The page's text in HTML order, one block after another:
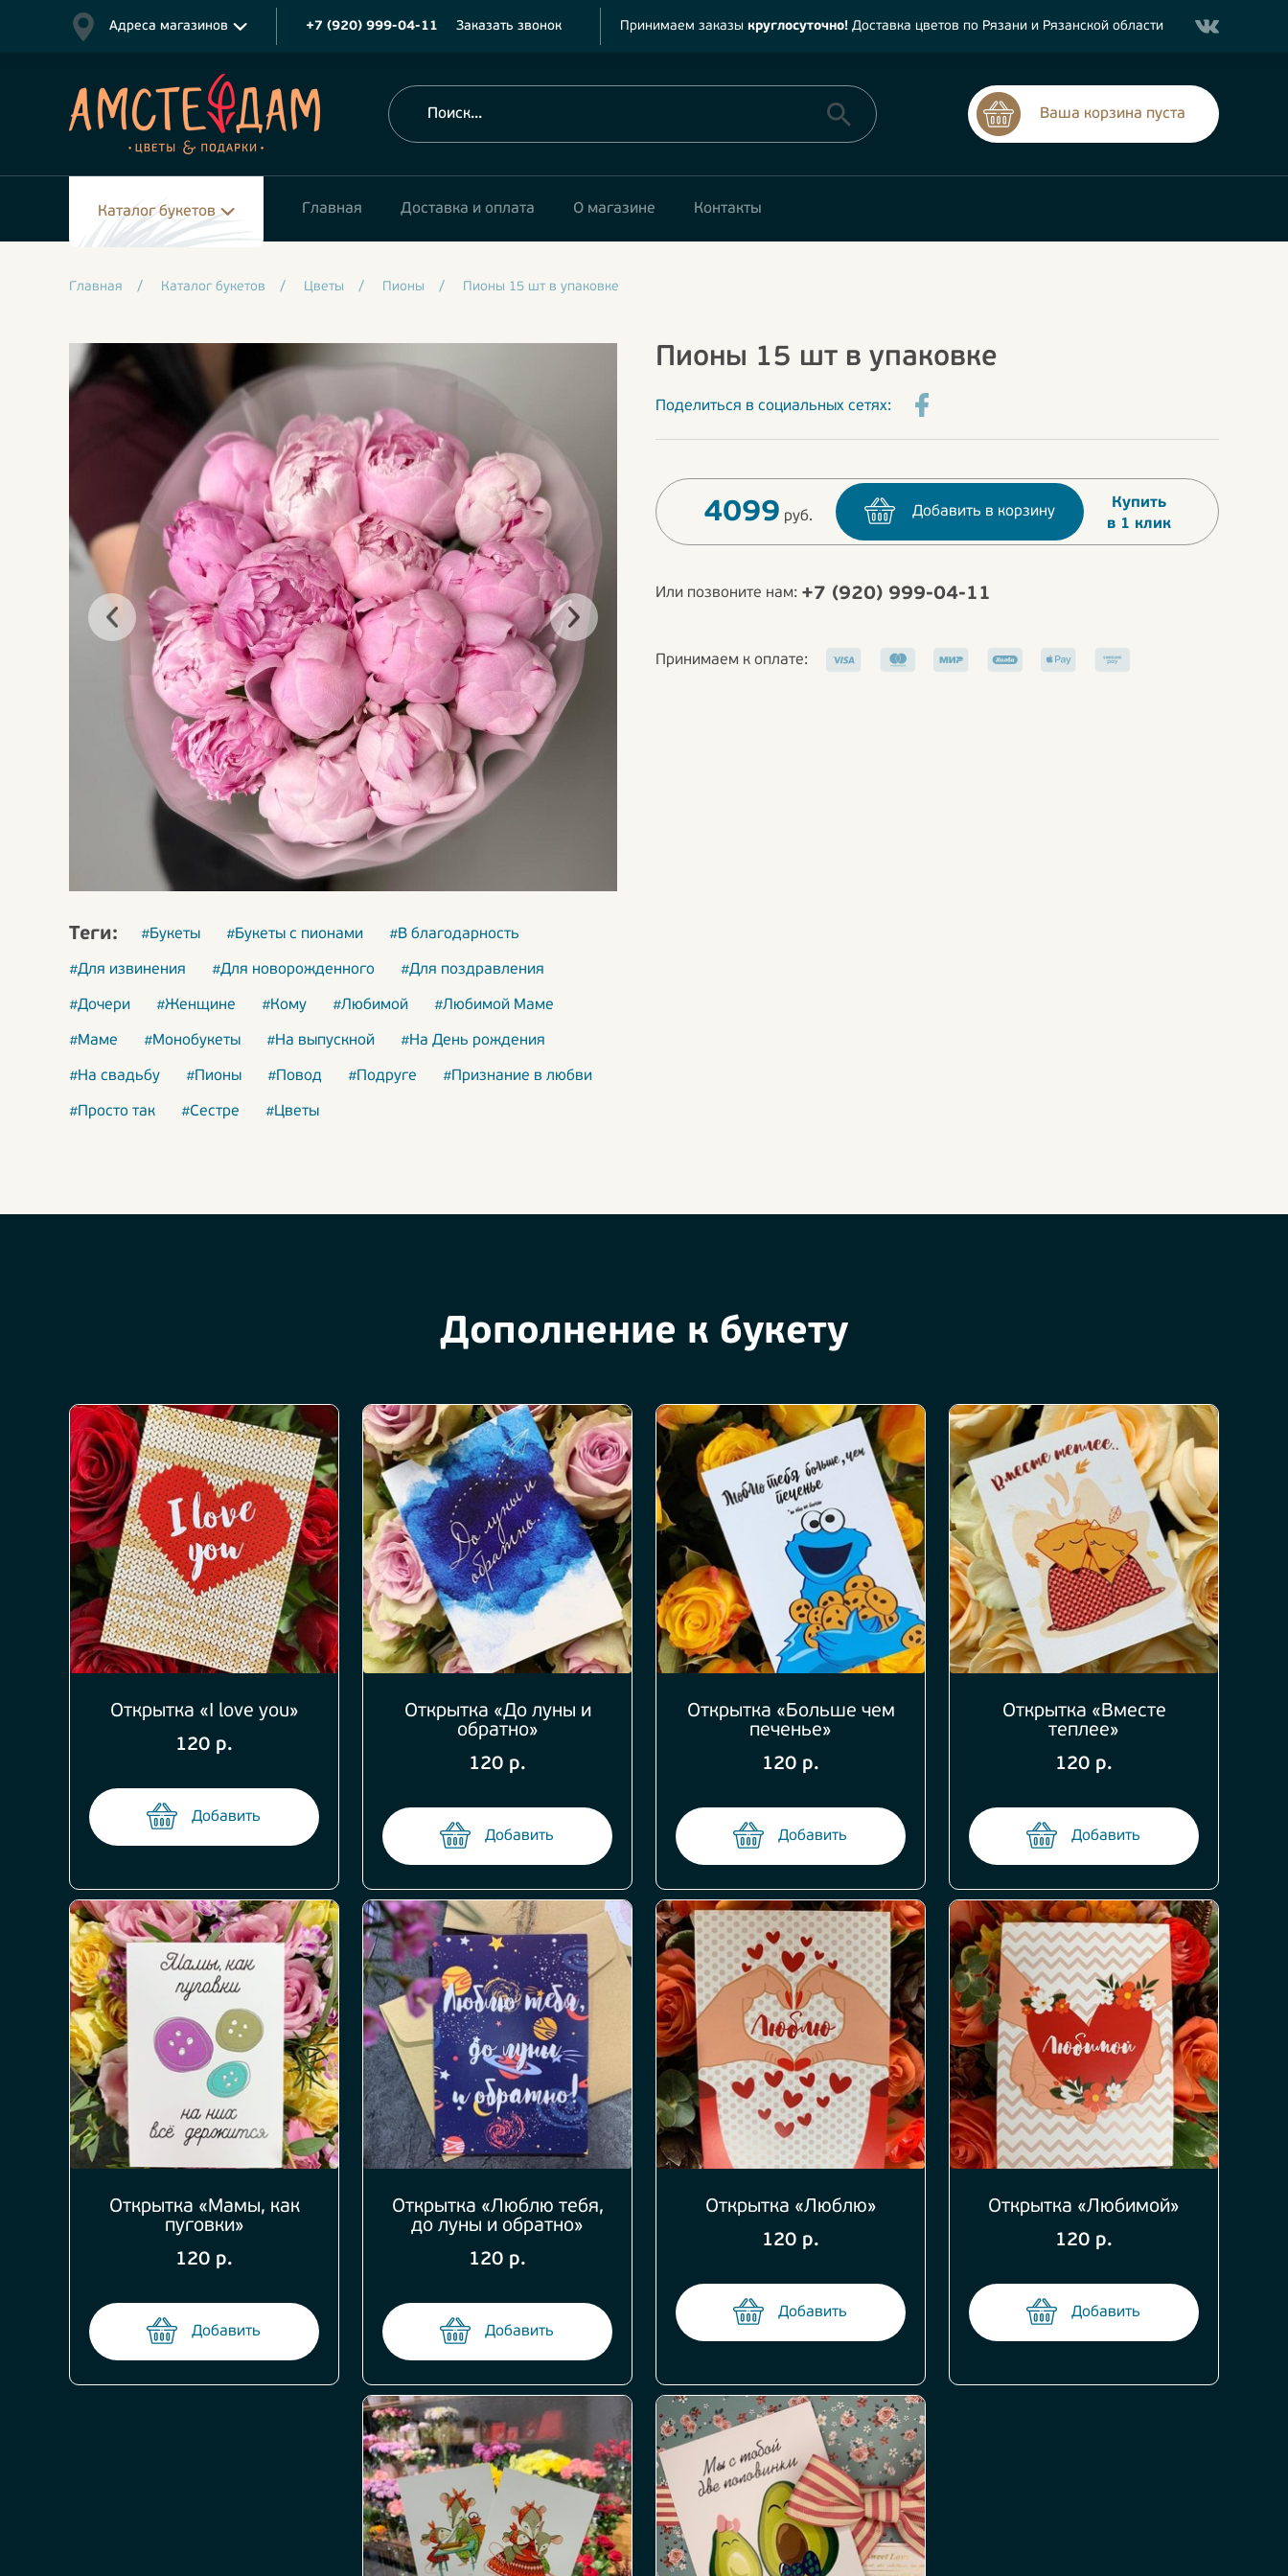
Адреса магазинов +7 (920) 999-04-11 Заказать звонок Принимаем заказы круглосуточно! Доставка цветов по Рязани и Рязанской области
Ваша корзина пуста
Каталог букетов Главная Доставка и оплата О магазине Контакты
Главная / Каталог букетов / Цветы / Пионы / Пионы 15 шт в упаковке
Теги: #Букеты #Букеты с пионами #В благодарность
#Для извинения #Для новорожденного #Для поздравления
#Дочери #Женщине #Кому #Любимой #Любимой Маме
#Маме #Монобукеты #На выпускной #На День рождения
#На свадьбу #Пионы #Повод #Подруге #Признание в любви
#Просто так #Сестре #Цветы
Пионы 15 шт в упаковке
Поделиться в социальных сетях:
4099 руб. Добавить в корзину
Купить
в 1 клик
Или позвоните нам: +7 (920) 999-04-11
Принимаем к оплате:
Дополнение к букету
Открытка «I love you»
120 р.
Добавить
Открытка «До луны и
обратно»
120 р.
Добавить
Открытка «Больше чем
печенье»
120 р.
Добавить
Открытка «Вместе
теплее»
120 р.
Добавить
Открытка «Мамы, как
пуговки»
120 р.
Добавить
Открытка «Люблю тебя,
до луны и обратно»
120 р.
Добавить
Открытка «Люблю»
120 р.
Добавить
Открытка «Любимой»
120 р.
Добавить